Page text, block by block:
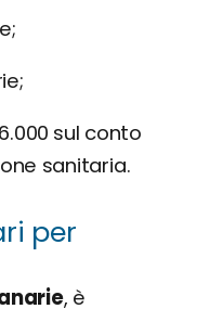
sul conto
sanitaria.
per
, è